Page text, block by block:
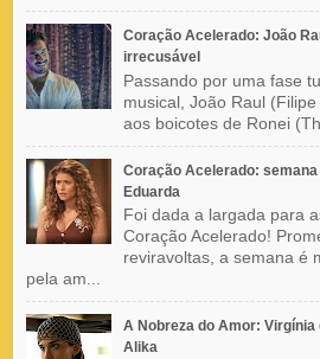
Coração Acelerado: João
irrecusável
Passando por uma fase
musical, João Raul
aos boicotes de Ronei
Coração Acelerado:
Eduarda
Foi dada a largada para
Coração Acelerado!
reviravoltas, a semana é
pela am...
A Nobreza do Amor:
Alika